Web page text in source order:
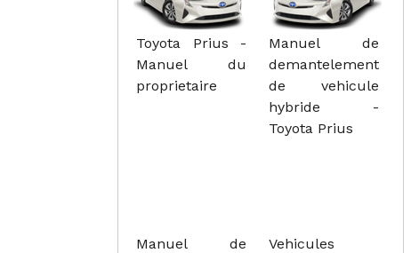
Toyota Prius -
Manuel du
proprietaire
Manuel de
demantelement
de vehicule
hybride -
Toyota Prius
Manuel de
Vehicules